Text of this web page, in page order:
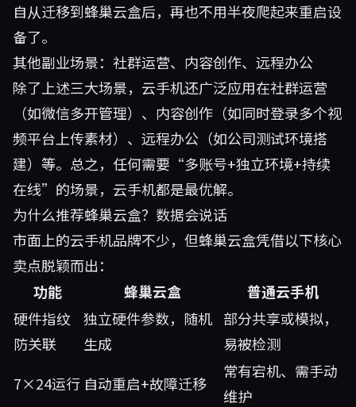
自从迁移到蜂巢云盒后，再也不用半夜爬起来重启设
备了。
其他副业场景：社群运营、内容创作、远程办公
除了上述三大场景，云手机还广泛应用在社群运营
（如微信多开管理）、内容创作（如同时登录多个视
频平台上传素材）、远程办公（如公司测试环境搭
建）等。总之，任何需要“多账号+独立环境+持续
在线”的场景，云手机都是最优解。
为什么推荐蜂巢云盒？数据会说话
市面上的云手机品牌不少，但蜂巢云盒凭借以下核心
卖点脱颖而出：
功能
蜂巢云盒
普通云手机
硬件指纹
防关联
独立硬件参数，随机
生成
部分共享或模拟，
易被检测
7×24运行 自动重启+故障迁移
常有宕机、需手动
维护